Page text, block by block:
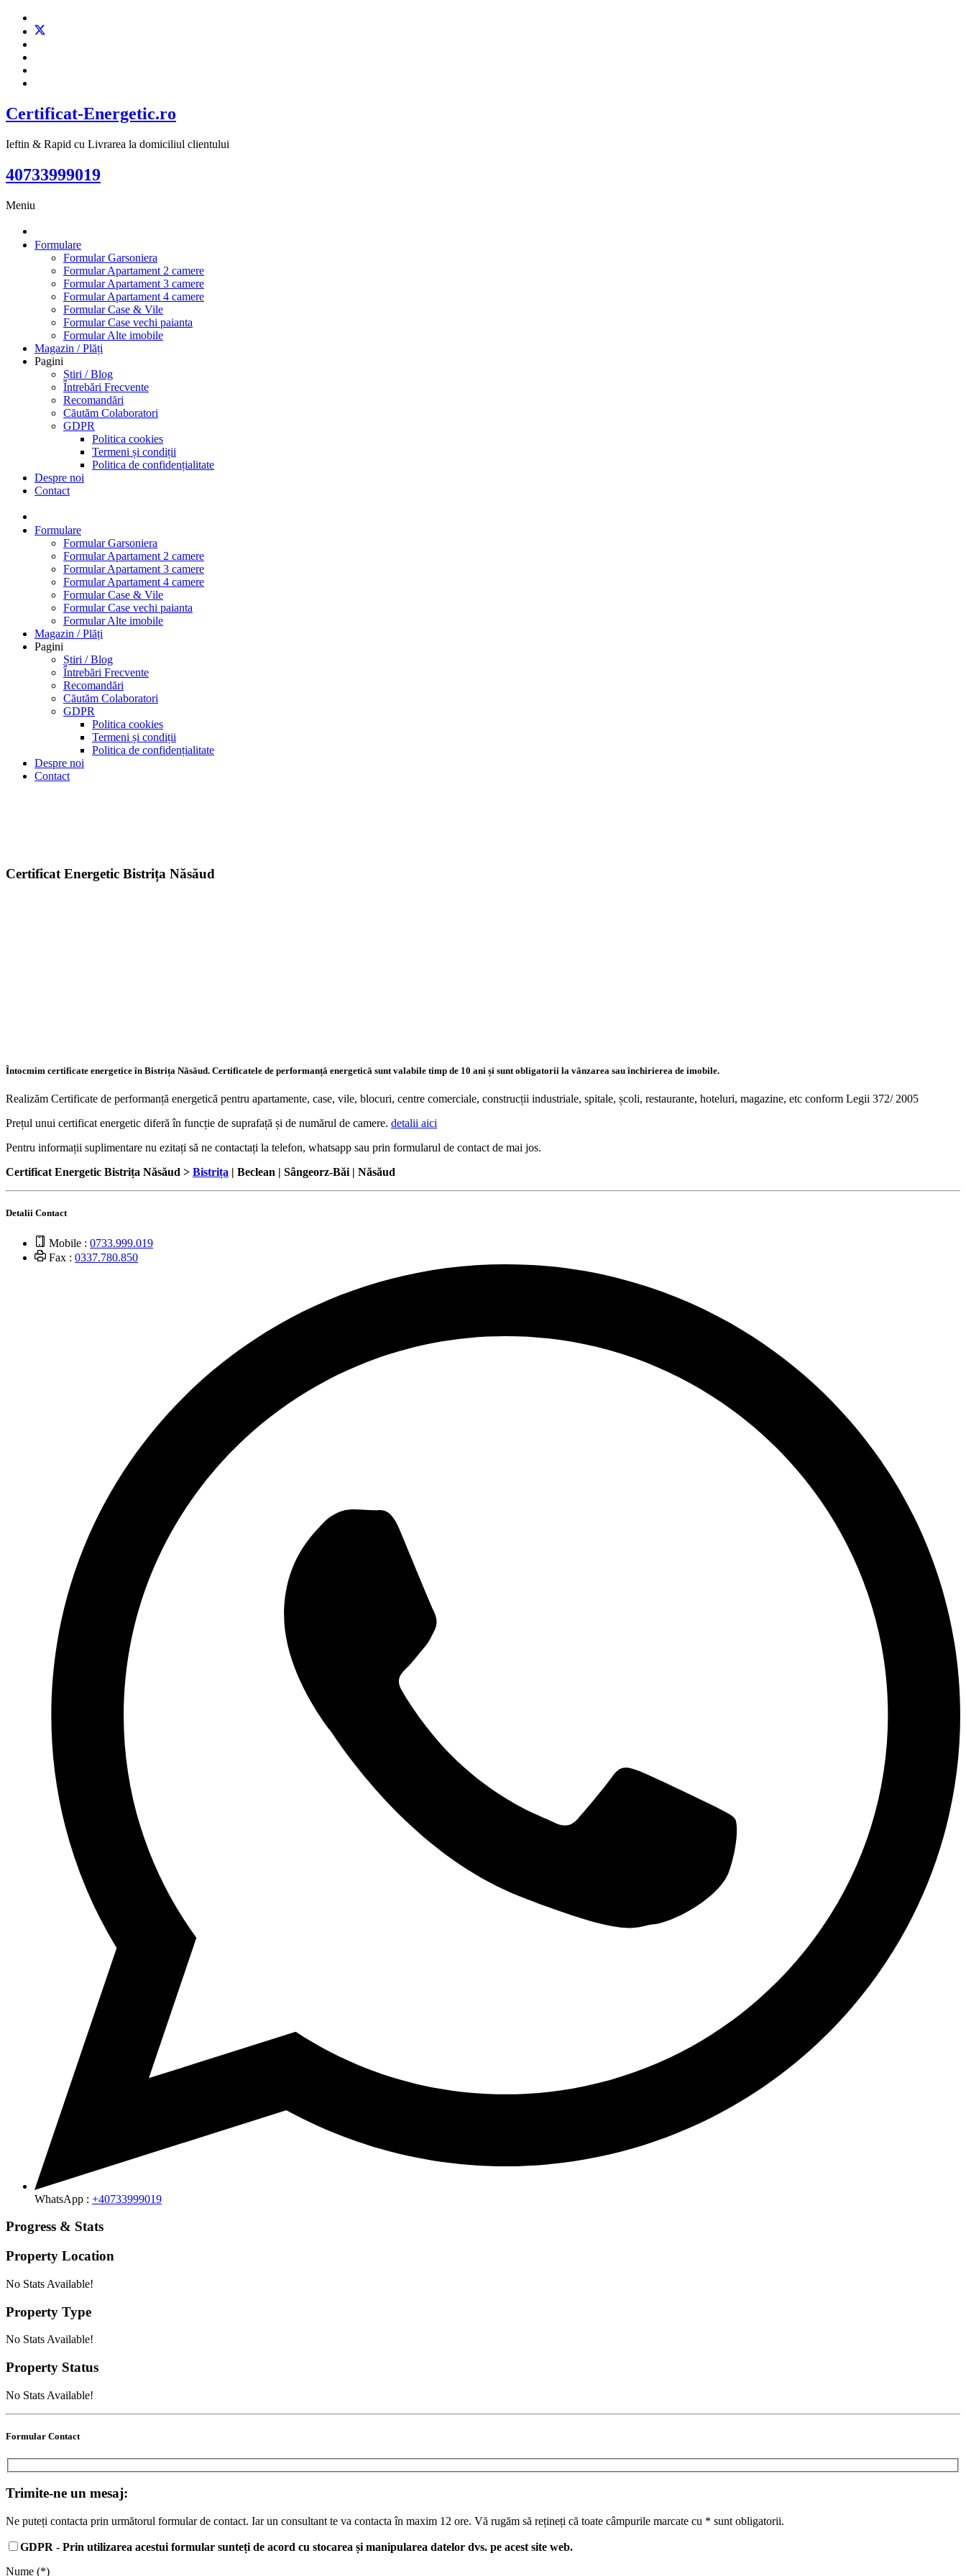
Certificat-Energetic.ro
Ieftin & Rapid cu Livrarea la domiciliul clientului
40733999019
Meniu
Formulare
Formular Garsoniera
Formular Apartament 2 camere
Formular Apartament 3 camere
Formular Apartament 4 camere
Formular Case & Vile
Formular Case vechi paianta
Formular Alte imobile
Magazin / Plăți
Pagini
Știri / Blog
Întrebări Frecvente
Recomandări
Căutăm Colaboratori
GDPR
Politica cookies
Termeni și condiții
Politica de confidențialitate
Despre noi
Contact
Formulare
Formular Garsoniera
Formular Apartament 2 camere
Formular Apartament 3 camere
Formular Apartament 4 camere
Formular Case & Vile
Formular Case vechi paianta
Formular Alte imobile
Magazin / Plăți
Pagini
Știri / Blog
Întrebări Frecvente
Recomandări
Căutăm Colaboratori
GDPR
Politica cookies
Termeni și condiții
Politica de confidențialitate
Despre noi
Contact
Certificat Energetic Bistrița Năsăud
Întocmim certificate energetice în Bistrița Năsăud. Certificatele de performanță energetică sunt valabile timp de 10 ani și sunt obligatorii la vânzarea sau închirierea de imobile.
Realizăm Certificate de performanță energetică pentru apartamente, case, vile, blocuri, centre comerciale, construcții industriale, spitale, școli, restaurante, hoteluri, magazine, etc conform Legii 372/ 2005
Prețul unui certificat energetic diferă în funcție de suprafață și de numărul de camere. detalii aici
Pentru informații suplimentare nu ezitați să ne contactați la telefon, whatsapp sau prin formularul de contact de mai jos.
Certificat Energetic Bistrița Năsăud > Bistrița | Beclean | Sângeorz-Băi | Năsăud
Detalii Contact
Mobile : 0733.999.019
Fax : 0337.780.850
WhatsApp : +40733999019
Progress & Stats
Property Location
No Stats Available!
Property Type
No Stats Available!
Property Status
No Stats Available!
Formular Contact
Trimite-ne un mesaj:
Ne puteți contacta prin următorul formular de contact. Iar un consultant te va contacta în maxim 12 ore. Vă rugăm să rețineți că toate câmpurile marcate cu * sunt obligatorii.
GDPR - Prin utilizarea acestui formular sunteți de acord cu stocarea și manipularea datelor dvs. pe acest site web.
Nume (*)